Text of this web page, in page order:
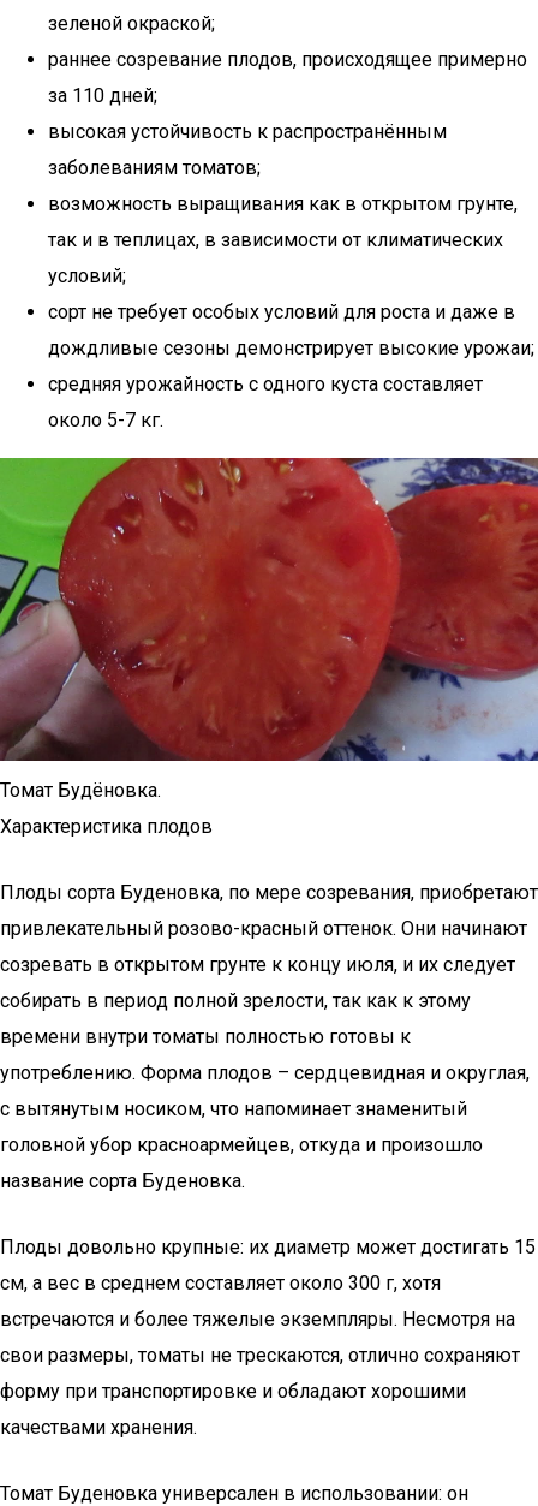
зеленой окраской;
раннее созревание плодов, происходящее примерно
за 110 дней;
высокая устойчивость к распространённым
заболеваниям томатов;
возможность выращивания как в открытом грунте,
так и в теплицах, в зависимости от климатических
условий;
сорт не требует особых условий для роста и даже в
дождливые сезоны демонстрирует высокие урожаи;
средняя урожайность с одного куста составляет
около 5-7 кг.
Томат Будёновка.
Характеристика плодов
Плоды сорта Буденовка, по мере созревания, приобретают
привлекательный розово-красный оттенок. Они начинают
созревать в открытом грунте к концу июля, и их следует
собирать в период полной зрелости, так как к этому
времени внутри томаты полностью готовы к
употреблению. Форма плодов – сердцевидная и округлая,
с вытянутым носиком, что напоминает знаменитый
головной убор красноармейцев, откуда и произошло
название сорта Буденовка.
Плоды довольно крупные: их диаметр может достигать 15
см, а вес в среднем составляет около 300 г, хотя
встречаются и более тяжелые экземпляры. Несмотря на
свои размеры, томаты не трескаются, отлично сохраняют
форму при транспортировке и обладают хорошими
качествами хранения.
Томат Буденовка универсален в использовании: он